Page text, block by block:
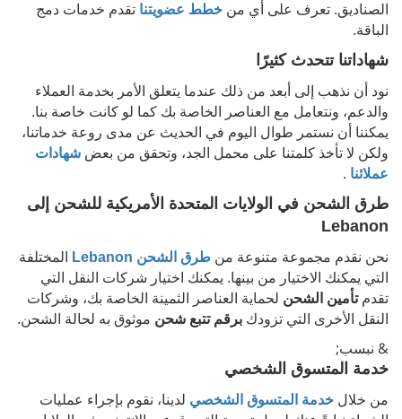
الصناديق. تعرف على أي من خطط عضويتنا تقدم خدمات دمج
الباقة.
شهاداتنا تتحدث كثيرًا
نود أن نذهب إلى أبعد من ذلك عندما يتعلق الأمر بخدمة العملاء
والدعم، ونتعامل مع العناصر الخاصة بك كما لو كانت خاصة بنا.
يمكننا أن نستمر طوال اليوم في الحديث عن مدى روعة خدماتنا،
ولكن لا تأخذ كلمتنا على محمل الجد، وتحقق من بعض شهادات
عملائنا .
طرق الشحن في الولايات المتحدة الأمريكية للشحن إلى
Lebanon
نحن نقدم مجموعة متنوعة من طرق الشحن Lebanon
المختلفة
التي يمكنك الاختيار من بينها. يمكنك اختيار شركات النقل التي
تقدمتأمين الشحن لحماية العناصر الثمينة الخاصة بك، وشركات
النقل الأخرى التي تزودك برقم تتبع شحن موثوق به لحالة الشحن.
& نبسب;
خدمة المتسوق الشخصي
من خلال خدمة المتسوق الشخصي لدينا، نقوم بإجراء عمليات